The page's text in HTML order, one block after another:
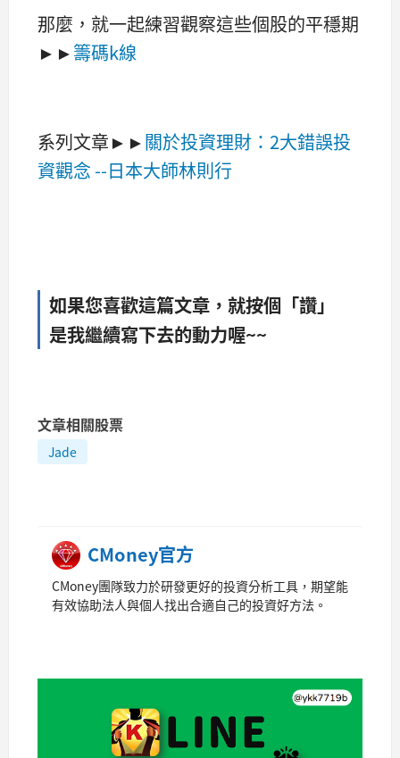
那麼，就一起練習觀察這些個股的平穩期
►►籌碼k線
系列文章►►關於投資理財：2大錯誤投
資觀念 --日本大師林則行
如果您喜歡這篇文章，就按個「讚」
是我繼續寫下去的動力喔~~
文章相關股票
Jade
CMoney官方
CMoney團隊致力於研發更好的投資分析工具，期望能
有效協助法人與個人找出合適自己的投資好方法。